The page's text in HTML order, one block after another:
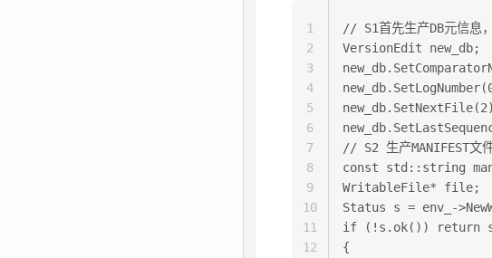
// S1首先生产DB元信息
VersionEdit new_db;
// S2 生产MANIFEST文
const std::string
WritableFile* file;
Status s = env_-
if (!s.ok()) return
{
1
2
3
4
5
6
7
8
9
10
11
12